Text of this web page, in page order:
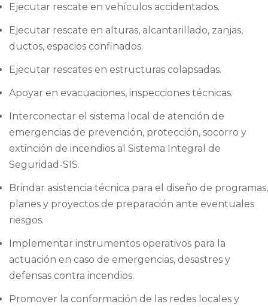
Ejecutar rescate en vehículos accidentados.
Ejecutar rescate en alturas, alcantarillado, zanjas,
ductos, espacios confinados.
Ejecutar rescates en estructuras colapsadas.
Apoyar en evacuaciones, inspecciones técnicas.
Interconectar el sistema local de atención de
emergencias de prevención, protección, socorro y
extinción de incendios al Sistema Integral de
Seguridad-SIS.
Brindar asistencia técnica para el diseño de programas,
planes y proyectos de preparación ante eventuales
riesgos.
Implementar instrumentos operativos para la
actuación en caso de emergencias, desastres y
defensas contra incendios.
Promover la conformación de las redes locales y